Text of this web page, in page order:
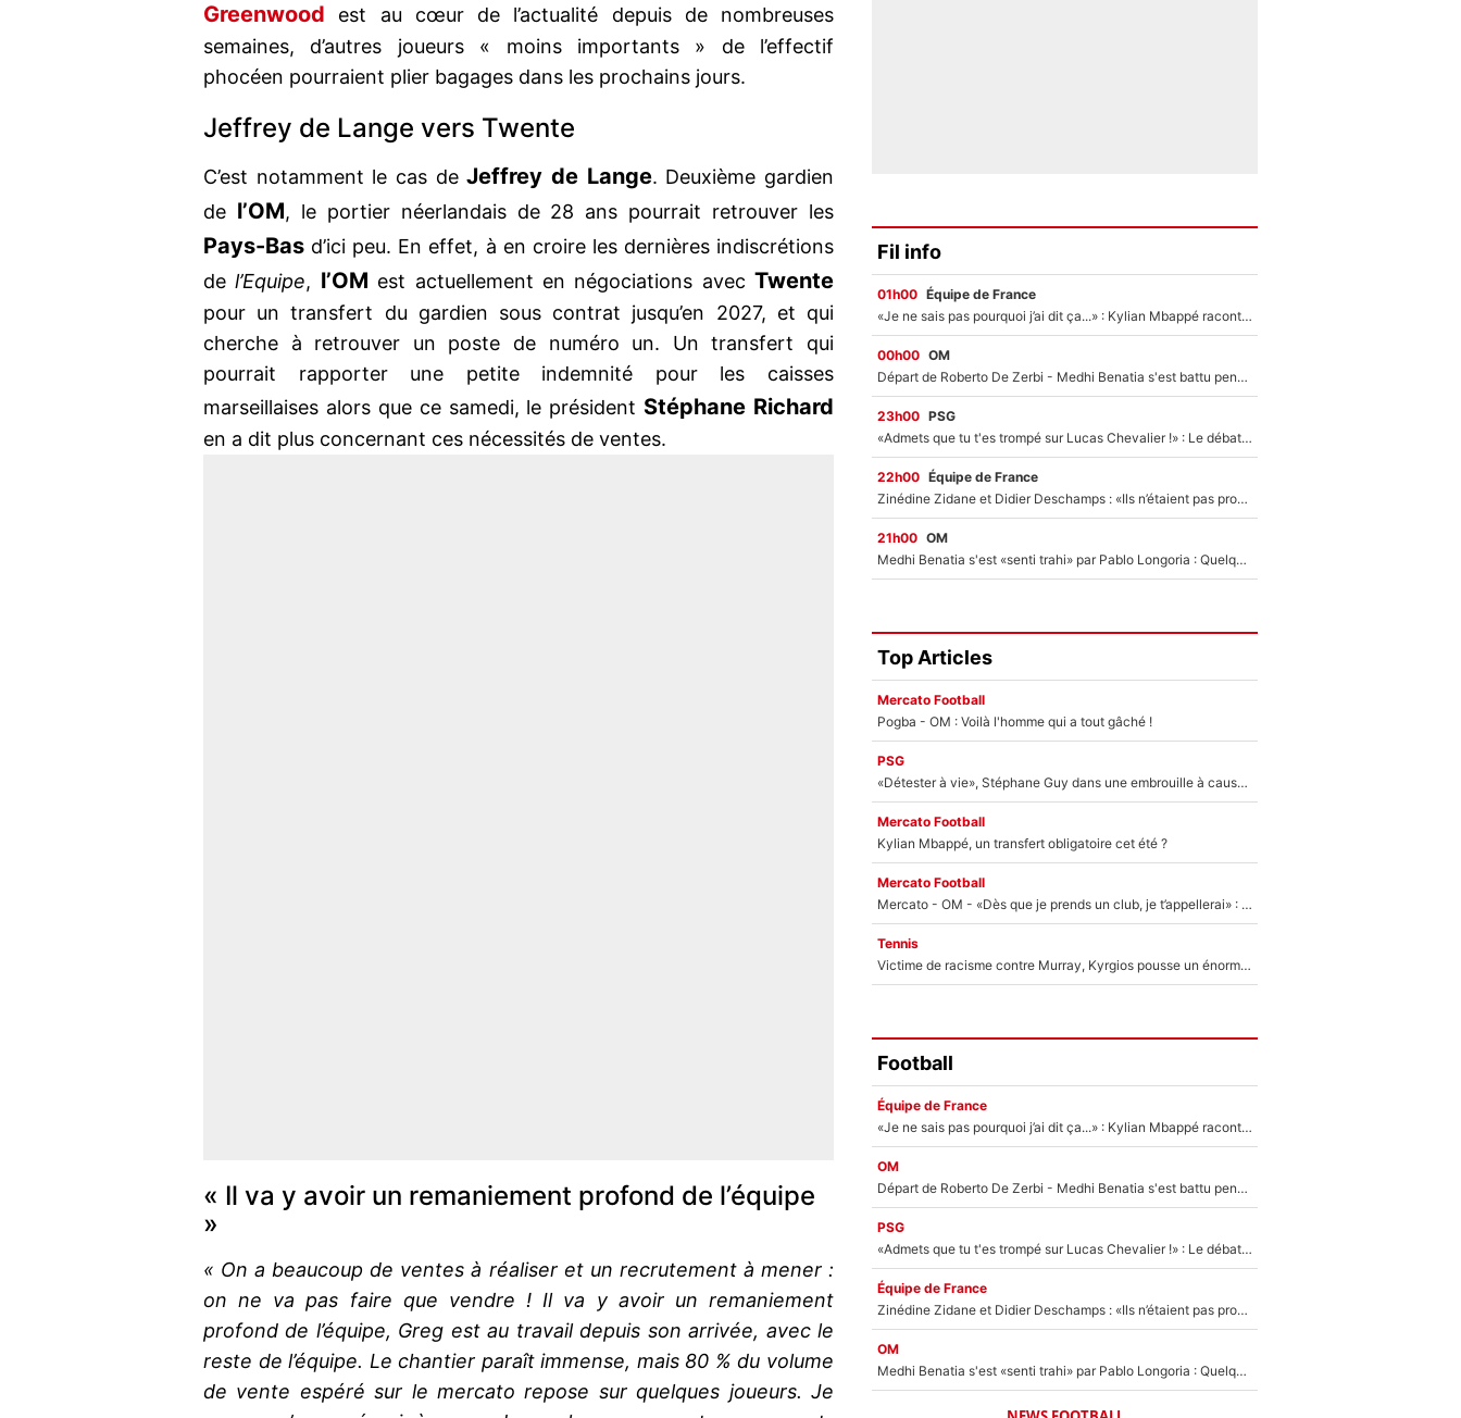
Greenwood est au cœur de l’actualité depuis de nombreuses
semaines, d’autres joueurs « moins importants » de l’effectif
phocéen pourraient plier bagages dans les prochains jours.
Jeffrey de Lange vers Twente
C’est notamment le cas deJeffrey de Lange. Deuxième gardien
de l’OM, le portier néerlandais de 28 ans pourrait retrouver les
Pays-Bas d’ici peu. En effet, à en croire les dernières indiscrétions
del’Equipe, l’OM est actuellement en négociations avec Twente
pour un transfert du gardien sous contrat jusqu’en 2027, et qui
cherche à retrouver un poste de numéro un. Un transfert qui
pourrait rapporter une petite indemnité pour les caisses
marseillaises alors que ce samedi, le président Stéphane Richard
en a dit plus concernant ces nécessités de ventes.
« Il va y avoir un remaniement profond de l’équipe
»
« On a beaucoup de ventes à réaliser et un recrutement à mener :
on ne va pas faire que vendre ! Il va y avoir un remaniement
profond de l’équipe, Greg est au travail depuis son arrivée, avec le
reste de l’équipe. Le chantier paraît immense, mais 80 % du volume
de vente espéré sur le mercato repose sur quelques joueurs. Je
Fil info
01h00 Équipe de France
«Je ne sais pas pourquoi j’ai dit ça...» : Kylian Mbappé raconte sa première rencontre avec Zinédine Zidane (et c’est très drôle)
00h00 OM
Départ de Roberto De Zerbi - Medhi Benatia s'est battu pendant six mois pour le retenir à l'OM, le PSG a été le naufrage de trop : «Je pars avec toi»
23h00 PSG
«Admets que tu t'es trompé sur Lucas Chevalier !» : Le débat sur le gardien du PSG vire au clash à l'After Foot
22h00 Équipe de France
Zinédine Zidane et Didier Deschamps : «Ils n’étaient pas proches», les confidences d’un membre de l’équipe de France 1998 sur leur relation spéciale
21h00 OM
Medhi Benatia s'est «senti trahi» par Pablo Longoria : Quelques semaines après son départ, l'ancien directeur de football de l'OM règle ses comptes
Top Articles
Mercato Football
Pogba - OM : Voilà l'homme qui a tout gâché !
PSG
«Détester à vie», Stéphane Guy dans une embrouille à cause du PSG !
Mercato Football
Kylian Mbappé, un transfert obligatoire cet été ?
Mercato Football
Mercato - OM - «Dès que je prends un club, je t’appellerai» : La promesse de Marcelino au moment de claquer la porte
Tennis
Victime de racisme contre Murray, Kyrgios pousse un énorme coup de gueule !
Football
Équipe de France
«Je ne sais pas pourquoi j’ai dit ça...» : Kylian Mbappé raconte sa première rencontre avec Zinédine Zidane (et c’est très drôle)
OM
Départ de Roberto De Zerbi - Medhi Benatia s'est battu pendant six mois pour le retenir à l'OM, le PSG a été le naufrage de trop : «Je pars avec toi»
PSG
«Admets que tu t'es trompé sur Lucas Chevalier !» : Le débat sur le gardien du PSG vire au clash à l'After Foot
Équipe de France
Zinédine Zidane et Didier Deschamps : «Ils n’étaient pas proches», les confidences d’un membre de l’équipe de France 1998 sur leur relation spéciale
OM
Medhi Benatia s'est «senti trahi» par Pablo Longoria : Quelques semaines après son départ, l'ancien directeur de football de l'OM règle ses comptes